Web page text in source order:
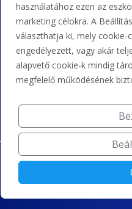
+36 202 343 883
admin@zoner.hu
Elfogadunk kártyás
használatához ezen az
marketing célokra. A
választhatja ki, mely
engedélyezett, vagy akár
alapvető cookie-k mindig
megfelelő működésének